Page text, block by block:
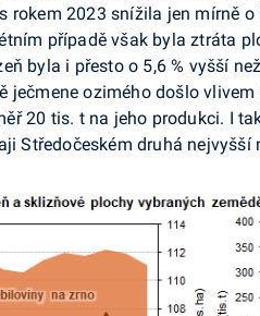
rokem 2023 snížila jen mírně
případě však byla ztráta
byla i přesto o 5,6 % vyšší
ječmene ozimého došlo
20 tis. t na jeho produkci. I
Středočeském druhá nejvyšší